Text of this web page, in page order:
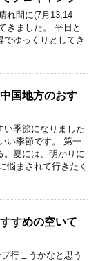
れ間に(7月13,14
きました。 平日と
ゆっくりとしてき
国地方のおす
い季節になりました
い季節です。 第一
。夏には、明かりに
悩まされて行きたく
すめの空いて
行こうかなと思う